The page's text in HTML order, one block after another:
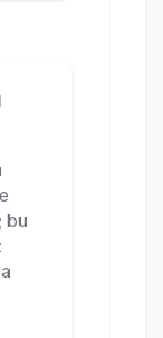
bu